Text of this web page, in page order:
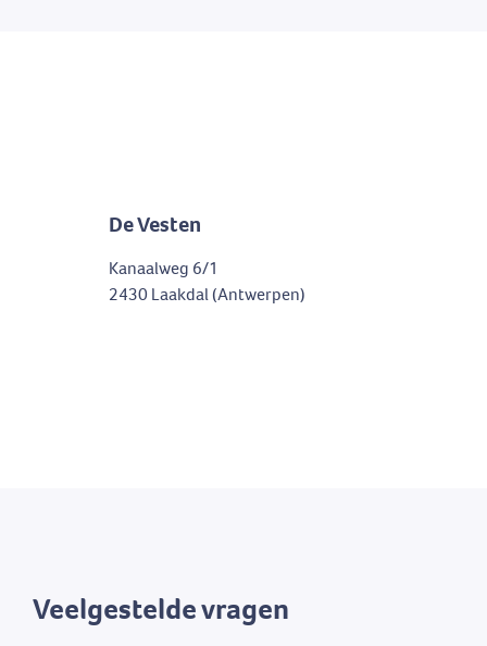
De Vesten
Kanaalweg 6/1
2430 Laakdal (Antwerpen)
Veelgestelde vragen